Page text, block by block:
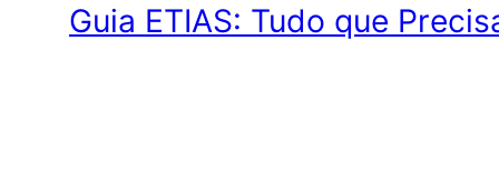
Guia ETIAS: Tudo que